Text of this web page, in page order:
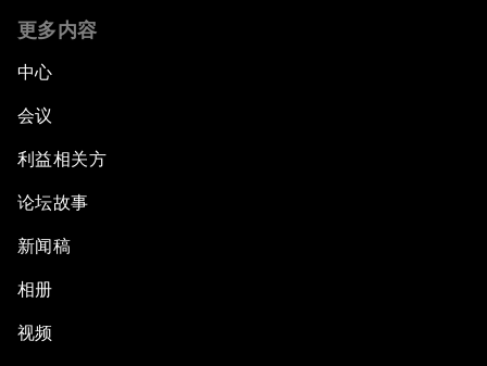
更多内容
中心
会议
利益相关方
论坛故事
新闻稿
相册
视频